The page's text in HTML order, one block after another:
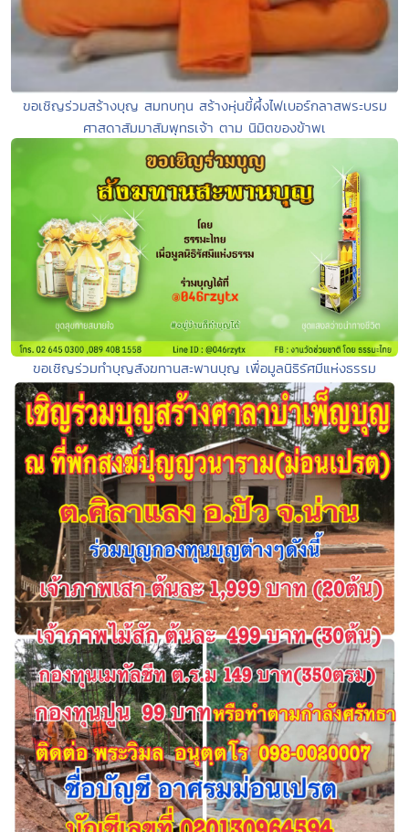
ขอเชิญร่วมสร้างบุญ สมทบทุน สร้างหุ่นขี้ผึ้งไฟเบอร์กลาสพระบรม
ศาสดาสัมมาสัมพุทธเจ้า ตาม นิมิตของข้าพเ
ขอเชิญร่วมทำบุญสังฆทานสะพานบุญ เพื่อมูลนิธิรัศมีแห่งธรรม